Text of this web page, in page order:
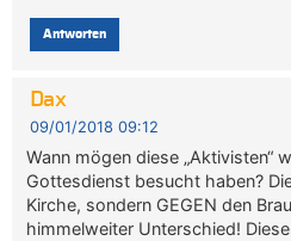
Antworten
Dax
09/01/2018 09:12
Wann mögen diese „Aktivisten“
Gottesdienst besucht haben?
Kirche, sondern GEGEN den
himmelweiter Unterschied!